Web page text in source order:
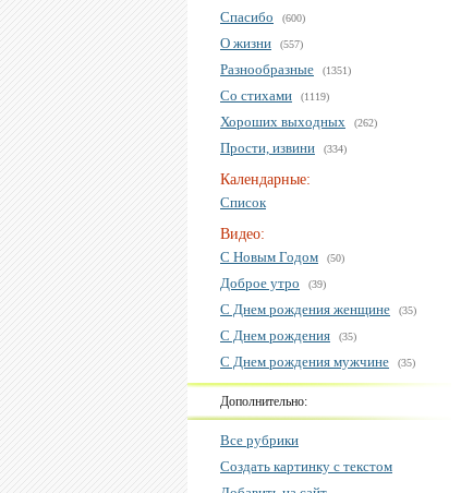
Спасибо (600)
О жизни (557)
Разнообразные (1351)
Со стихами (1119)
Хороших выходных (262)
Прости, извини (334)
Календарные:
Список
Видео:
С Новым Годом
(50)
Доброе утро (39)
С Днем рождения женщине (35)
С Днем рождения (35)
С Днем рождения мужчине (35)
Дополнительно:
Все рубрики
Создать картинку с текстом